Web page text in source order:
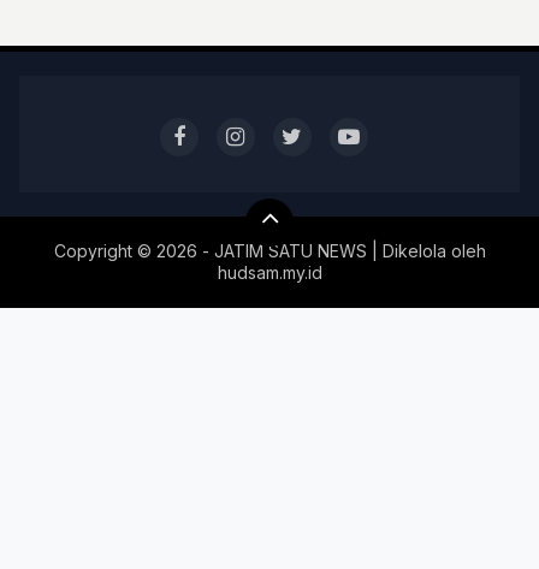
Copyright © 2026 - JATIM SATU NEWS | Dikelola oleh
hudsam.my.id